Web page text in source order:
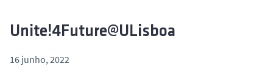
Unite!4Future@ULisboa
16 junho, 2022